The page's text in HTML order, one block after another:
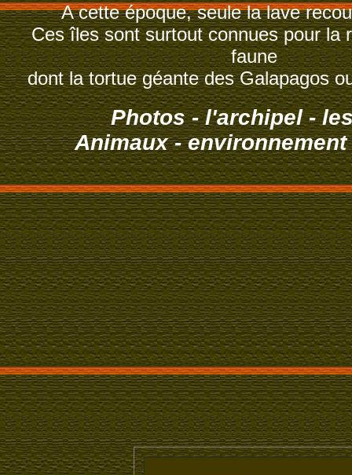
A cette époque, seule la lave
Ces îles sont surtout connues pour la
faune
dont la tortue géante des Galapagos
Photos-l'archipel-
Animaux-environnement